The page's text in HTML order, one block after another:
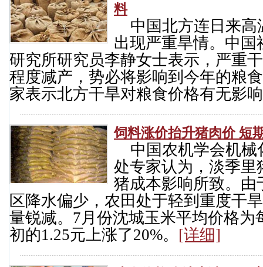
料
中国北方连日来高
出现严重旱情。中
研究所研究员李静女士表示，严重
程度减产，势必将影响到今年的粮
家表示北方干旱对粮食价格有无影
饲料涨价抬升猪肉价 短
中国农机学会机械
处专家认为，淡季
猪成本影响所致。由
区降水偏少，农田处于轻到重度干
量锐减。7月份沈城玉米平均价格为
初的1.25元上涨了20%。 [详细]